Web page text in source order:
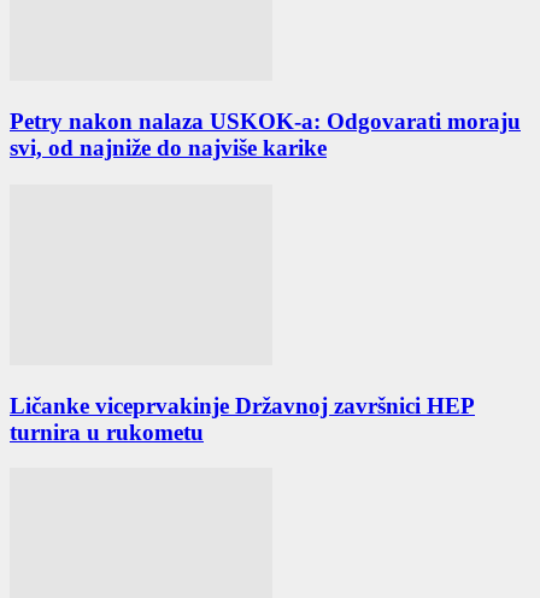
Petry nakon nalaza USKOK-a: Odgovarati moraju
svi, od najniže do najviše karike
Ličanke viceprvakinje Državnoj završnici HEP
turnira u rukometu